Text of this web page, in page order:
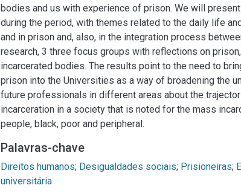
bodies and us with experience of prison. We will
during the period, with themes related to the daily life
and in prison and, also, in the integration process
research, 3 three focus groups with reflections on
incarcerated bodies. The results point to the need to
prison into the Universities as a way of broadening the
future professionals in different areas about the
incarceration in a society that is noted for the mass
people, black, poor and peripheral.
Palavras-chave
Direitos humanos; Desigualdades sociais; Prisioneiras;
universitária